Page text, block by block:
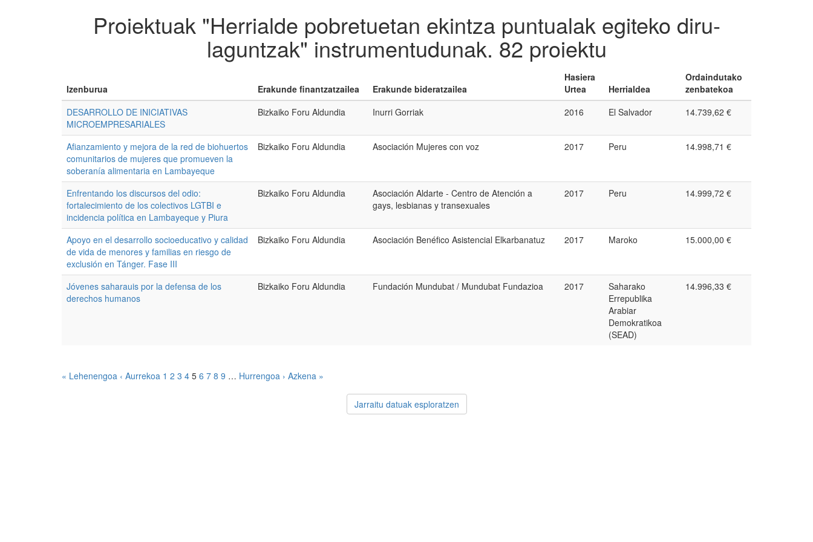
Proiektuak "Herrialde pobretuetan ekintza puntualak egiteko diru-
laguntzak" instrumentudunak. 82 proiektu
Izenburua Erakunde finantzatzailea Erakunde bideratzailea
Hasiera
Urtea
Herrialdea
Ordaindutako
zenbatekoa
DESARROLLO DE INICIATIVAS
MICROEMPRESARIALES
Bizkaiko Foru Aldundia Inurri Gorriak 2016 El Salvador 14.739,62 €
Afianzamiento y mejora de la red de biohuertos
comunitarios de mujeres que promueven la
soberanía alimentaria en Lambayeque
Bizkaiko Foru Aldundia Asociación Mujeres con voz 2017 Peru 14.998,71 €
Enfrentando los discursos del odio:
fortalecimiento de los colectivos LGTBI e
incidencia política en Lambayeque y Piura
Bizkaiko Foru Aldundia
Asociación Aldarte - Centro de Atención a
gays, lesbianas y transexuales
2017 Peru 14.999,72 €
Apoyo en el desarrollo socioeducativo y calidad
de vida de menores y familias en riesgo de
exclusión en Tánger. Fase III
Bizkaiko Foru Aldundia Asociación Benéfico Asistencial Elkarbanatuz 2017 Maroko 15.000,00 €
Jóvenes saharauis por la defensa de los
derechos humanos
Bizkaiko Foru Aldundia Fundación Mundubat / Mundubat Fundazioa 2017
Saharako
Errepublika
Arabiar
Demokratikoa
(SEAD)
14.996,33 €
« Lehenengoa ‹ Aurrekoa 1 2 3 4 5 6 7 8 9 … Hurrengoa › Azkena »
Jarraitu datuak esploratzen